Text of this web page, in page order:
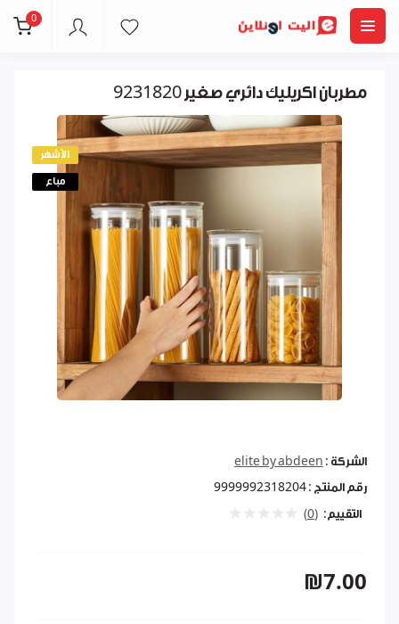
0
مطربان اكريليك دائري صغير 9231820
الأشهر
مباع
الشركة : elite by abdeen
رقم المنتج : 9999992318204
التقييم: (0)
₪7.00